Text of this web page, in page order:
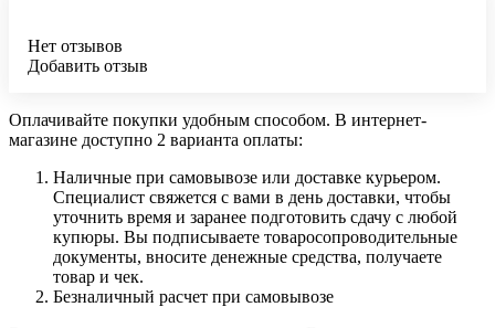
Нет отзывов
Добавить отзыв
Оплачивайте покупки удобным способом. В интернет-
магазине доступно 2 варианта оплаты:
Наличные при самовывозе или доставке курьером.
Специалист свяжется с вами в день доставки, чтобы
уточнить время и заранее подготовить сдачу с любой
купюры. Вы подписываете товаросопроводительные
документы, вносите денежные средства, получаете
товар и чек.
Безналичный расчет при самовывозе